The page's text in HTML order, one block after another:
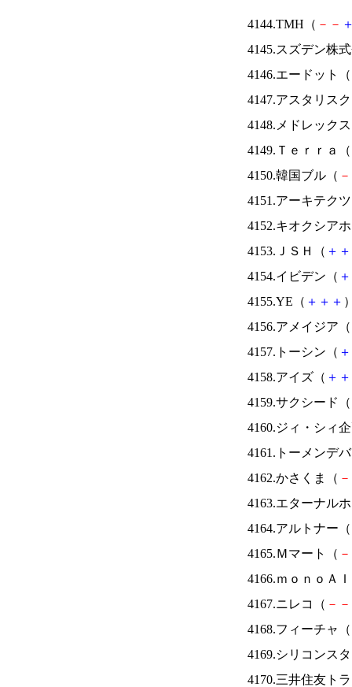
4144.TMH（ － －
4145.スズデン株
4146.エードット（
4147.アスタリス
4148.メドレック
4149.Ｔｅｒｒａ（
4150.韓国ブル（ －
4151.アーキテク
4152.キオクシア
4153.ＪＳＨ（ ＋ ＋
4154.イビデン（ ＋
4155.YE（ ＋ ＋ ＋
4156.アメイジア（
4157.トーシン（ ＋
4158.アイズ（ ＋ ＋
4159.サクシード（
4160.ジィ・シィ
4161.トーメンデ
4162.かさくま（ －
4163.エターナル
4164.アルトナー（
4165.Ｍマート（ －
4166.ｍｏｎｏＡ
4167.ニレコ（ － －
4168.フィーチャ（
4169.シリコンス
4170.三井住友ト